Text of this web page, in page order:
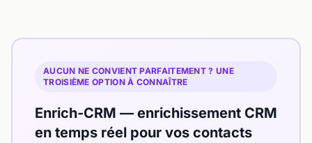
AUCUN NE CONVIENT PARFAITEMENT ? UNE
TROISIÈME OPTION À CONNAÎTRE
Enrich-CRM — enrichissement CRM
en temps réel pour vos contacts